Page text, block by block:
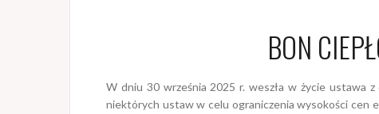
BON
W dniu 30 września 2025 r. weszła w życie ustawa
niektórych ustaw w celu ograniczenia wysokości cen